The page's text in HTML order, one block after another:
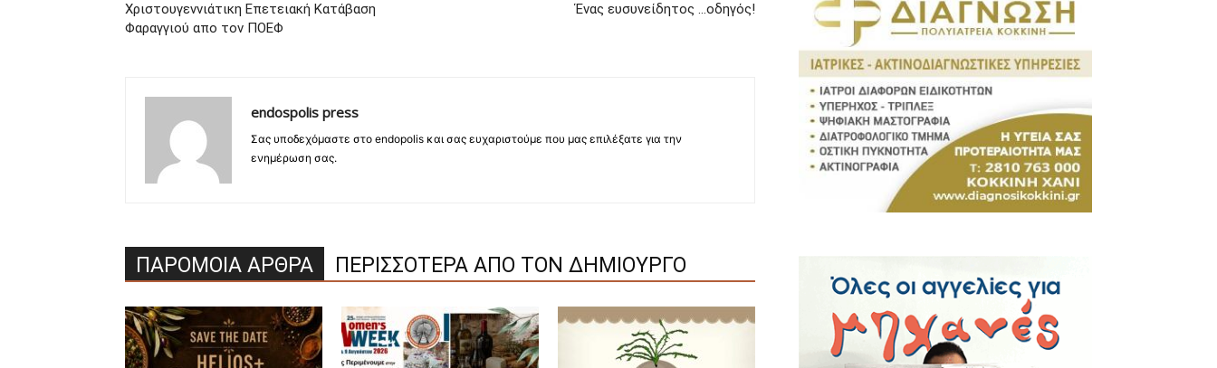
Χριστουγεννιάτικη Επετειακή Κατάβαση
Φαραγγιού απο τον ΠΟΕΦ
Ένας ευσυνείδητος …οδηγός!
endospolis press
Σας υποδεχόμαστε στο endopolis και σας ευχαριστούμε που μας επιλέξατε για την
ενημέρωση σας.
ΠΑΡΟΜΟΙΑ ΑΡΘΡΑ ΠΕΡΙΣΣΟΤΕΡΑ ΑΠΟ ΤΟΝ ΔΗΜΙΟΥΡΓΟ